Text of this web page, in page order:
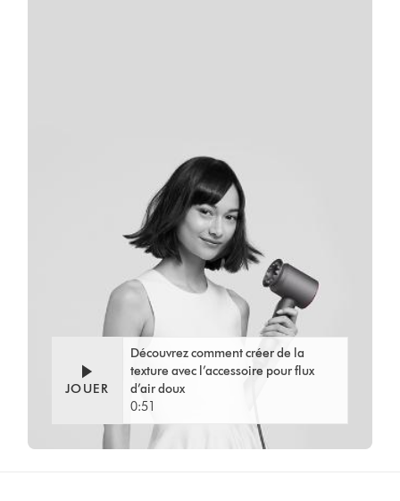
JOUER
Découvrez comment créer de la
texture avec l’accessoire pour flux
d’air doux
0:51